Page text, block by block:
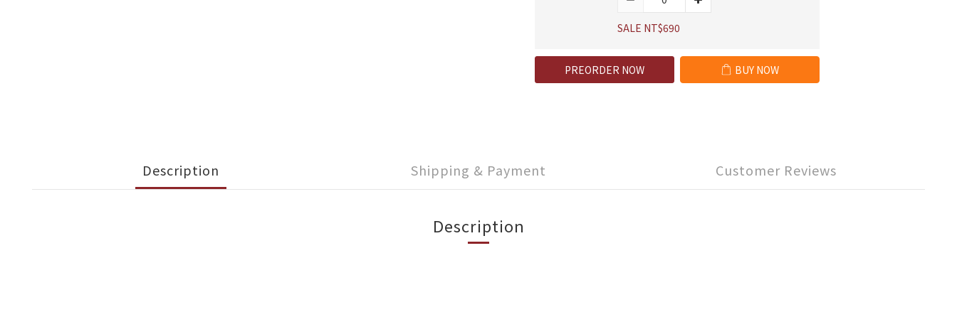
SALE NT$690
PREORDER NOW BUY NOW
Description Shipping & Payment Customer Reviews
Description